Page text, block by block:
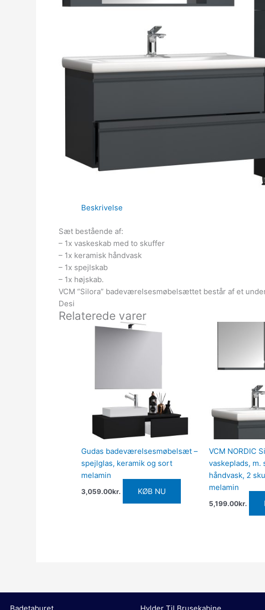
Beskrivelse
Sæt bestående af:
– 1x vaskeskab med to skuffer
– 1x keramisk håndvask
– 1x spejlskab
– 1x højskab.
VCM “Silora” badeværelsesmøbelsættet består af et
Desi
Relaterede varer
Gudas badeværelsesmøbelsæt –
spejlglas, keramik og sort
melamin
3,059.00kr. KØB NU
VCM NORDIC
vaskeplads, m.
håndvask, 2
melamin
5,199.00kr.